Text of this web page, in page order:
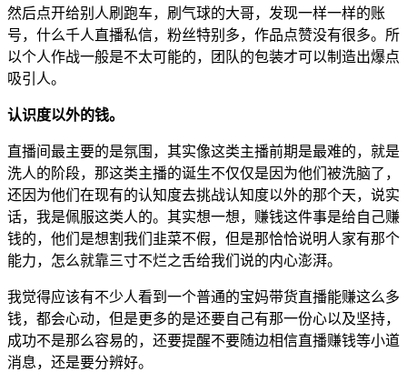
然后点开给别人刷跑车，刷气球的大哥，发现一样一样的账
号，什么千人直播私信，粉丝特别多，作品点赞没有很多。所
以个人作战一般是不太可能的，团队的包装才可以制造出爆点
吸引人。
认识度以外的钱。
直播间最主要的是氛围，其实像这类主播前期是最难的，就是
洗人的阶段，那这类主播的诞生不仅仅是因为他们被洗脑了，
还因为他们在现有的认知度去挑战认知度以外的那个天，说实
话，我是佩服这类人的。其实想一想，赚钱这件事是给自己赚
钱的，他们是想割我们韭菜不假，但是那恰恰说明人家有那个
能力，怎么就靠三寸不烂之舌给我们说的内心澎湃。
我觉得应该有不少人看到一个普通的宝妈带货直播能赚这么多
钱，都会心动，但是更多的是还要自己有那一份心以及坚持，
成功不是那么容易的，还要提醒不要随边相信直播赚钱等小道
消息，还是要分辨好。